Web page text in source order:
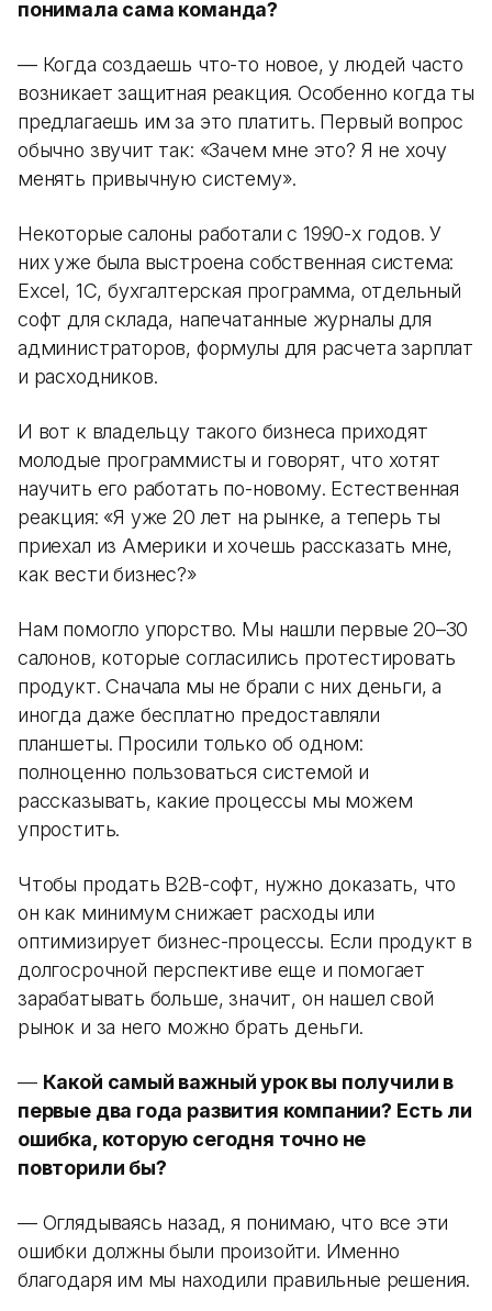
понимала сама команда?
— Когда создаешь что-то новое, у людей часто
возникает защитная реакция. Особенно когда ты
предлагаешь им за это платить. Первый вопрос
обычно звучит так: «Зачем мне это? Я не хочу
менять привычную систему».
Некоторые салоны работали с 1990-х годов. У
них уже была выстроена собственная система:
Excel, 1С, бухгалтерская программа, отдельный
софт для склада, напечатанные журналы для
администраторов, формулы для расчета зарплат
и расходников.
И вот к владельцу такого бизнеса приходят
молодые программисты и говорят, что хотят
научить его работать по-новому. Естественная
реакция: «Я уже 20 лет на рынке, а теперь ты
приехал из Америки и хочешь рассказать мне,
как вести бизнес?»
Нам помогло упорство. Мы нашли первые 20–30
салонов, которые согласились протестировать
продукт. Сначала мы не брали с них деньги, а
иногда даже бесплатно предоставляли
планшеты. Просили только об одном:
полноценно пользоваться системой и
рассказывать, какие процессы мы можем
упростить.
Чтобы продать B2B-софт, нужно доказать, что
он как минимум снижает расходы или
оптимизирует бизнес-процессы. Если продукт в
долгосрочной перспективе еще и помогает
зарабатывать больше, значит, он нашел свой
рынок и за него можно брать деньги.
— Какой самый важный урок вы получили в
первые два года развития компании? Есть ли
ошибка, которую сегодня точно не
повторили бы?
— Оглядываясь назад, я понимаю, что все эти
ошибки должны были произойти. Именно
благодаря им мы находили правильные решения.